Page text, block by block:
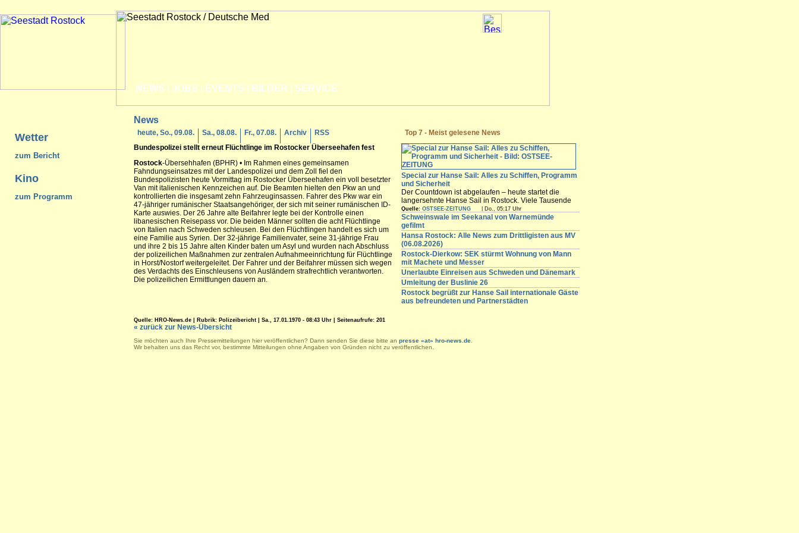
NEWS JOBS EVENTS BILDER SERVICE
Wetter
zum Bericht
Kino
zum Programm
News
Top 7 - Meist gelesene News
Special zur Hanse Sail: Alles zu Schiffen, Programm
und Sicherheit
Der Countdown ist abgelaufen – heute startet die
langersehnte Hanse Sail in Rostock. Viele Tausende
Besucher werden in den nächsten Tagen erwartet und
freuen sich auf die maritimen Angebote in der
Innenstadt,...
Quelle: OSTSEE-ZEITUNG | Do., 05:17 Uhr
Schweinswale im Seekanal von Warnemünde
gefilmt
Hansa Rostock: Alle News zum Drittligisten aus MV
(06.08.2026)
Rostock-Dierkow: SEK stürmt Wohnung von Mann
mit Machete und Messer
Unerlaubte Einreisen aus Schweden und Dänemark
Umleitung der Buslinie 26
Rostock begrüßt zur Hanse Sail internationale Gäste
aus befreundeten und Partnerstädten
heute, So., 09.08. Sa., 08.08. Fr., 07.08. Archiv
RSS
Bundespolizei stellt erneut Flüchtlinge im Rostocker Überseehafen fest
Rostock-Übersehhafen (BPHR) • Im Rahmen eines gemeinsamen
Fahndungseinsatzes mit der Landespolizei und dem Zoll fiel den
Bundespolizisten heute Vormittag im Rostocker Überseehafen ein voll besetzter
Van mit italienischen Kennzeichen auf. Die Beamten hielten den Pkw an und
kontrollierten die insgesamt zehn Fahrzeuginsassen. Fahrer des Pkw war ein
47-jähriger rumänischer Staatsangehöriger, der sich mit seiner rumänischen ID-
Karte auswies. Der 26 Jahre alte Beifahrer legte bei der Kontrolle einen
libanesischen Reisepass vor. Die beiden Männer sollten die acht Flüchtlinge
von Italien nach Schweden schleusen. Bei den Flüchtlingen handelt es sich um
eine Familie aus Syrien. Der 32-jährige Familienvater, seine 31-jährige Frau
und ihre 2 bis 15 Jahre alten Kinder baten um Asyl und wurden nach Abschluss
der polizeilichen Maßnahmen zur zentralen Aufnahmeeinrichtung für Flüchtlinge
in Horst/Nostorf weitergeleitet. Der Fahrer und der Beifahrer müssen sich wegen
des Verdachts des Einschleusens von Ausländern strafrechtlich verantworten.
Die polizeilichen Ermittlungen dauern an.
Quelle: HRO-News.de | Rubrik: Polizeibericht | Sa., 17.01.1970 - 08:43 Uhr | Seitenaufrufe: 201
« zurück zur News-Übersicht
Sie möchten auch Ihre Pressemitteilungen hier veröffentlichen? Dann senden Sie diese bitte an presse «at» hro-news.de
Wir behalten uns das Recht vor, bestimmte Mitteilungen ohne Angaben von Gründen nicht zu veröffentlichen.